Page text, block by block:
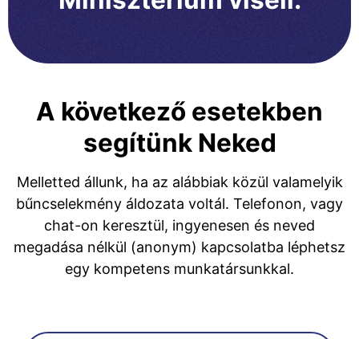
A következő esetekben
segítünk Neked
Melletted állunk, ha az alábbiak közül valamelyik
bűncselekmény áldozata voltál. Telefonon, vagy
chat-on keresztül, ingyenesen és neved
megadása nélkül (anonym) kapcsolatba léphetsz
egy kompetens munkatársunkkal.